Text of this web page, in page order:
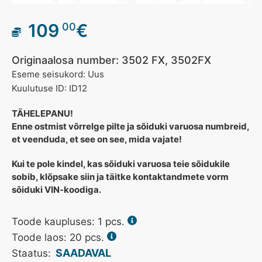
109 00€
Originaalosa number: 3502 FX, 3502FX
Eseme seisukord: Uus
Kuulutuse ID: ID12
TÄHELEPANU!
Enne ostmist võrrelge pilte ja sõiduki varuosa numbreid,
et veenduda, et see on see, mida vajate!
Kui te pole kindel, kas sõiduki varuosa teie sõidukile
sobib, klõpsake siin ja täitke kontaktandmete vorm
sõiduki VIN-koodiga.
Toode kaupluses: 1 pcs.
Toode laos: 20 pcs.
Staatus: SAADAVAL